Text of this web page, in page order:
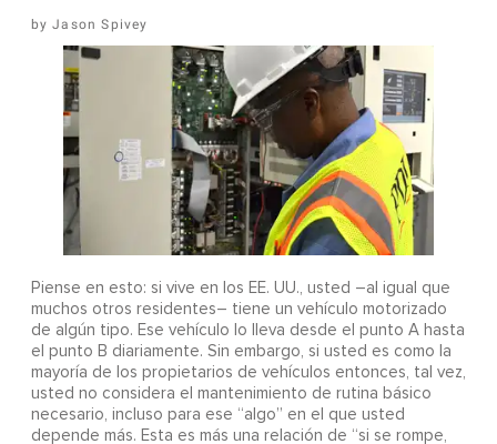
Jason Spivey
Piense en esto: si vive en los EE. UU., usted –al igual que
muchos otros residentes– tiene un vehículo motorizado
de algún tipo. Ese vehículo lo lleva desde el punto A hasta
el punto B diariamente. Sin embargo, si usted es como la
mayoría de los propietarios de vehículos entonces, tal vez,
usted no considera el mantenimiento de rutina básico
necesario, incluso para ese “algo” en el que usted
depende más. Esta es más una relación de “si se rompe,